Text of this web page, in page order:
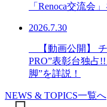
「Renoca交流会
2026.7.30
【動画公開】
PRO”表彰台独占
脚”を詳説！
NEWS & TOPICS一覧へ